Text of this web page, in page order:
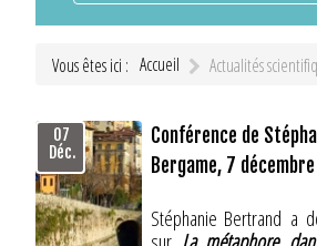
Vous êtes ici : Accueil Actualités
07
Déc.
Conférence de
Bergame, 7
Stéphanie Bertrand a